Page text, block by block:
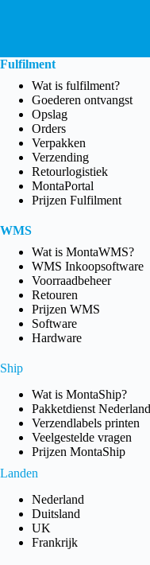
Fulfilment
Wat is fulfilment?
Goederen ontvangst
Opslag
Orders
Verpakken
Verzending
Retourlogistiek
MontaPortal
Prijzen Fulfilment
WMS
Wat is MontaWMS?
WMS Inkoopsoftware
Voorraadbeheer
Retouren
Prijzen WMS
Software
Hardware
Ship
Wat is MontaShip?
Pakketdienst Nederland
Verzendlabels printen
Veelgestelde vragen
Prijzen MontaShip
Landen
Nederland
Duitsland
UK
Frankrijk